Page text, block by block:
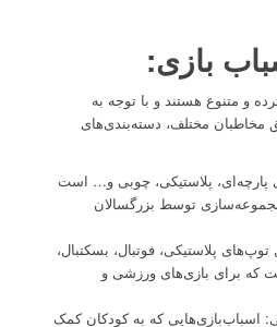
بازی:
و متنوع هستند و با توجه به
مخاطبان مختلف، دسته‌بندی‌های
پلاستیکی، چوبی و… است
توسط بزرگسالان
پلاستیکی، فوتبال، بسکتبال،
که برای بازی‌های ورزشی و
اسباب‌بازی‌هایی که به کودکان کمک